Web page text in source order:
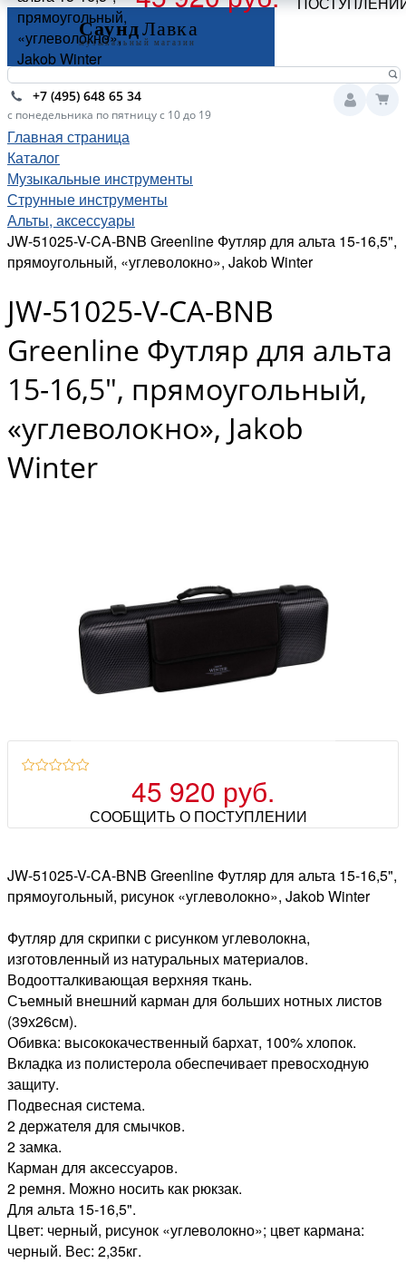
+7 (495) 648 65 34
с понедельника по пятницу с 10 до 19
Главная страница
Каталог
Музыкальные инструменты
Струнные инструменты
Альты, аксессуары
JW-51025-V-CA-BNB Greenline Футляр для альта 15-16,5",
прямоугольный, «углеволокно», Jakob Winter
JW-51025-V-CA-BNB
Greenline Футляр для альта
15-16,5", прямоугольный,
«углеволокно», Jakob
Winter
45 920 руб.
СООБЩИТЬ О ПОСТУПЛЕНИИ
JW-51025-V-CA-BNB Greenline Футляр для альта 15-16,5",
прямоугольный, рисунок «углеволокно», Jakob Winter
Футляр для скрипки с рисунком углеволокна,
изготовленный из натуральных материалов.
Водоотталкивающая верхняя ткань.
Съемный внешний карман для больших нотных листов
(39х26см).
Обивка: высококачественный бархат, 100% хлопок.
Вкладка из полистерола обеспечивает превосходную
защиту.
Подвесная система.
2 держателя для смычков.
2 замка.
Карман для аксессуаров.
2 ремня. Можно носить как рюкзак.
Для альта 15-16,5".
Цвет: черный, рисунок «углеволокно»; цвет кармана:
черный. Вес: 2,35кг.
прямоугольный,
«углеволокно»,
Jakob Winter